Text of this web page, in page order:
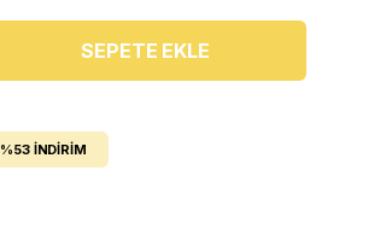
SEPETE EKLE
%53 İNDIRIM